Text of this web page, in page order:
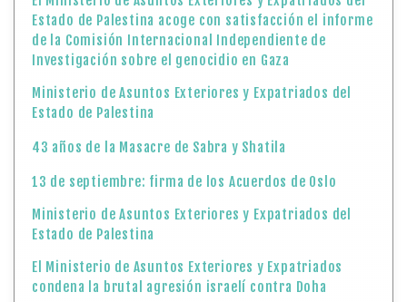
Estado de Palestina acoge con satisfacción el informe
de la Comisión Internacional Independiente de
Investigación sobre el genocidio en Gaza
Ministerio de Asuntos Exteriores y Expatriados del
Estado de Palestina
43 años de la Masacre de Sabra y Shatila
13 de septiembre: firma de los Acuerdos de Oslo
Ministerio de Asuntos Exteriores y Expatriados del
Estado de Palestina
El Ministerio de Asuntos Exteriores y Expatriados
condena la brutal agresión israelí contra Doha